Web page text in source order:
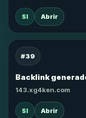
SI Abrir
#39
Backlink
143.xg4ken.com
SI Abrir